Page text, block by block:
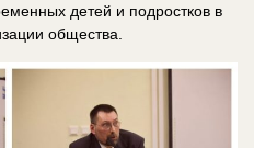
детей и подростков в
общества.